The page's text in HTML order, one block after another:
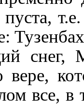
снег,
вере,
все,